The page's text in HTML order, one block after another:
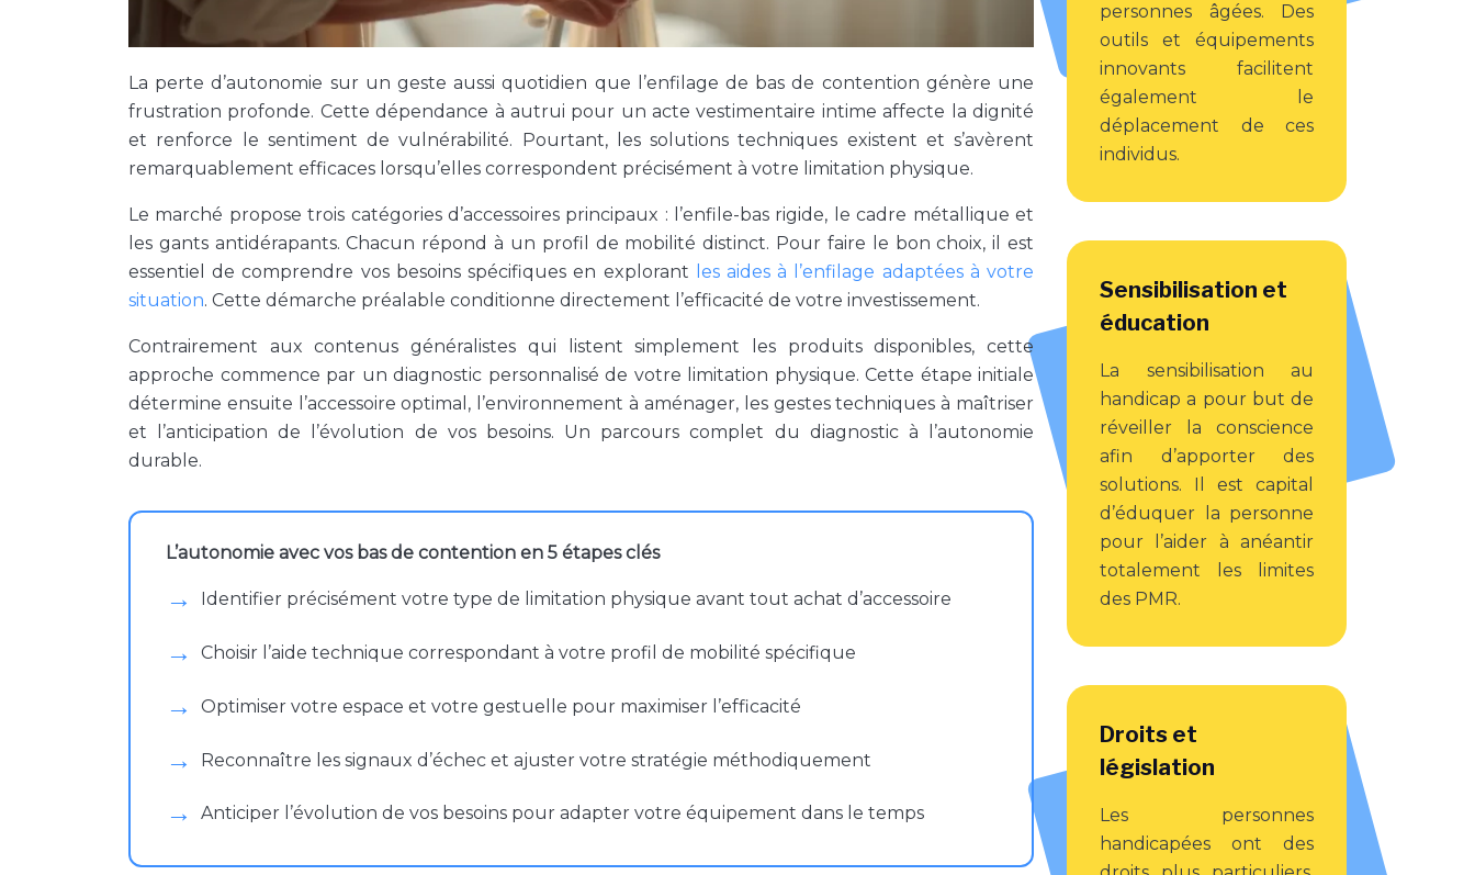
La perte d’autonomie sur un geste aussi quotidien que l’enfilage de bas de contention génère une
frustration profonde. Cette dépendance à autrui pour un acte vestimentaire intime affecte la dignité
et renforce le sentiment de vulnérabilité. Pourtant, les solutions techniques existent et s’avèrent
remarquablement efficaces lorsqu’elles correspondent précisément à votre limitation physique.
Le marché propose trois catégories d’accessoires principaux : l’enfile-bas rigide, le cadre métallique et
les gants antidérapants. Chacun répond à un profil de mobilité distinct. Pour faire le bon choix, il est
essentiel de comprendre vos besoins spécifiques en explorant
les aides à l’enfilage adaptées à votre
situation. Cette démarche préalable conditionne directement l’efficacité de votre investissement.
Contrairement aux contenus généralistes qui listent simplement les produits disponibles, cette
approche commence par un diagnostic personnalisé de votre limitation physique. Cette étape initiale
détermine ensuite l’accessoire optimal, l’environnement à aménager, les gestes techniques à maîtriser
et l’anticipation de l’évolution de vos besoins. Un parcours complet du diagnostic à l’autonomie
durable.
L’autonomie avec vos bas de contention en 5 étapes clés
Identifier précisément votre type de limitation physique avant tout achat d’accessoire
Choisir l’aide technique correspondant à votre profil de mobilité spécifique
Optimiser votre espace et votre gestuelle pour maximiser l’efficacité
Reconnaître les signaux d’échec et ajuster votre stratégie méthodiquement
Anticiper l’évolution de vos besoins pour adapter votre équipement dans le temps
personnes âgées. Des
outils et équipements
innovants facilitent
également le
déplacement de ces
individus.
Sensibilisation et
éducation
La sensibilisation au
handicap a pour but de
réveiller la conscience
afin d’apporter des
solutions. Il est capital
d’éduquer la personne
pour l’aider à anéantir
totalement les limites
des PMR.
Droits et
législation
Les personnes
handicapées ont des